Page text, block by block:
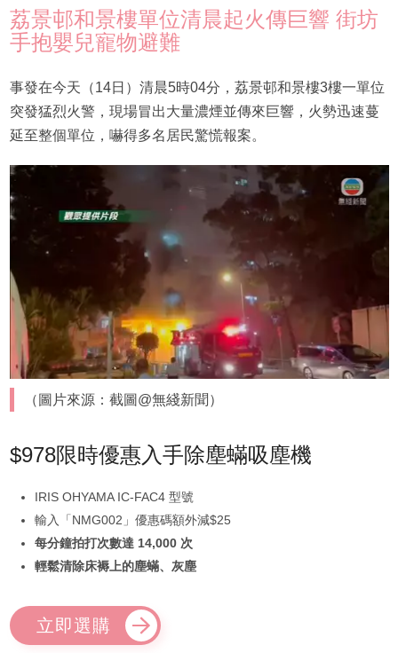
荔景邨和景樓單位清晨起火傳巨響 街坊
手抱嬰兒寵物避難
事發在今天（14日）清晨5時04分，荔景邨和景樓3樓一單位
突發猛烈火警，現場冒出大量濃煙並傳來巨響，火勢迅速蔓
延至整個單位，嚇得多名居民驚慌報案。
（圖片來源：截圖@無綫新聞）
$978限時優惠入手除塵蟎吸塵機
IRIS OHYAMA IC-FAC4 型號
輸入「NMG002」優惠碼額外減$25
每分鐘拍打次數達 14,000 次
輕鬆清除床褥上的塵蟎、灰塵
立即選購